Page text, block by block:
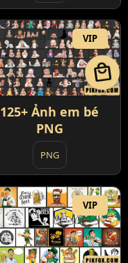
VIP
125+ Ảnh em bé
PNG
PNG
VIP
local_mall